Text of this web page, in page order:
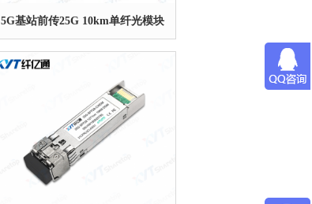
5G基站前传25G 10km单纤光模块